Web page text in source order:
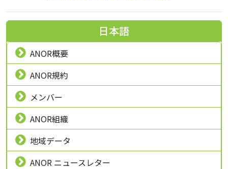
日本語
ANOR概要
ANOR規約
メンバー
ANOR組織
地域データ
ANOR ニュースレター